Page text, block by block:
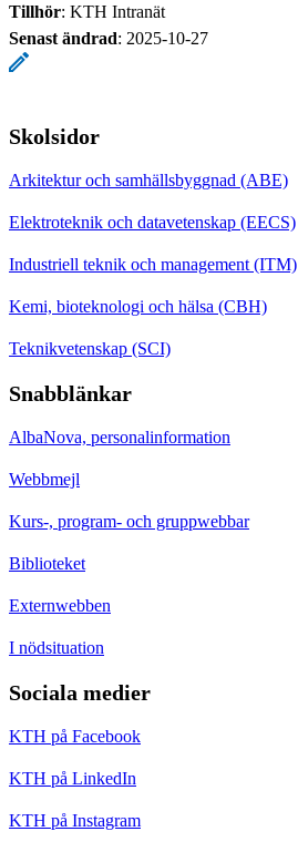
Tillhör: KTH Intranät
Senast ändrad: 2025-10-27
Skolsidor
Arkitektur och samhällsbyggnad (ABE)
Elektroteknik och datavetenskap (EECS)
Industriell teknik och management (ITM)
Kemi, bioteknologi och hälsa (CBH)
Teknikvetenskap (SCI)
Snabblänkar
AlbaNova, personalinformation
Webbmejl
Kurs-, program- och gruppwebbar
Biblioteket
Externwebben
I nödsituation
Sociala medier
KTH på Facebook
KTH på LinkedIn
KTH på Instagram